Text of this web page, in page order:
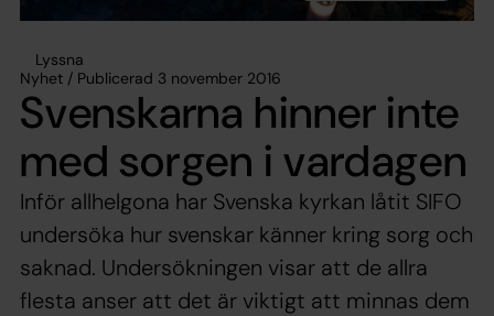
Lyssna
Nyhet / Publicerad 3 november 2016
Svenskarna hinner inte
med sorgen i vardagen
Inför allhelgona har Svenska kyrkan låtit SIFO
undersöka hur svenskar känner kring sorg och
saknad. Undersökningen visar att de allra
flesta anser att det är viktigt att minnas dem